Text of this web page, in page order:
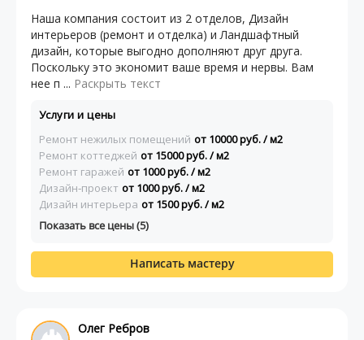
Наша компания состоит из 2 отделов, Дизайн
интерьеров (ремонт и отделка) и Ландшафтный
дизайн, которые выгодно дополняют друг друга.
Поскольку это экономит ваше время и нервы. Вам
нее п ... Раскрыть текст
Услуги и цены
Ремонт нежилых помещений от 10000 руб. / м2
Ремонт коттеджей от 15000 руб. / м2
Ремонт гаражей от 1000 руб. / м2
Дизайн‑проект от 1000 руб. / м2
Дизайн интерьера от 1500 руб. / м2
Показать все цены (5)
Написать мастеру
Олег Ребров